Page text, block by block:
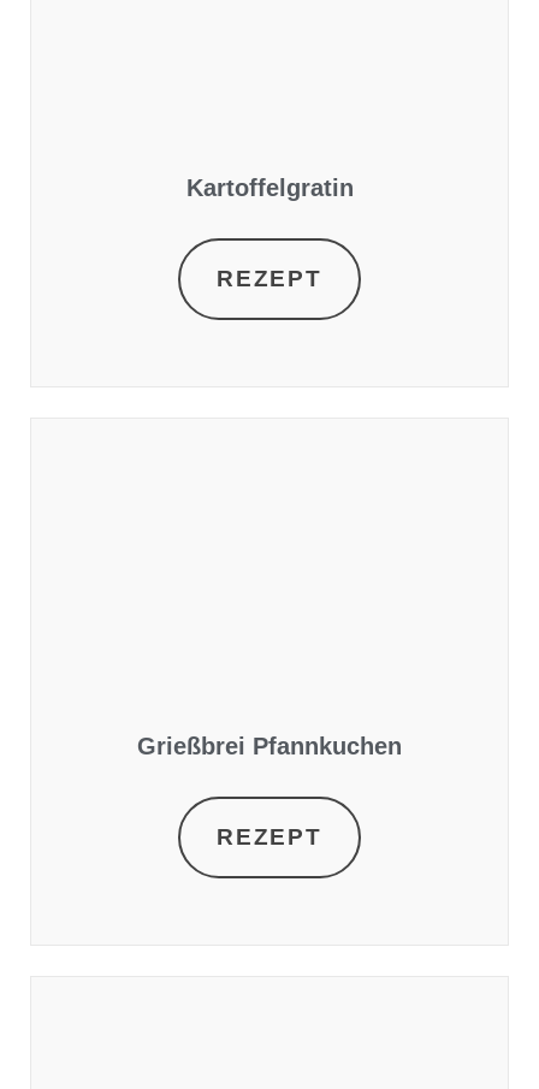
Kartoffelgratin
REZEPT
Grießbrei Pfannkuchen
REZEPT